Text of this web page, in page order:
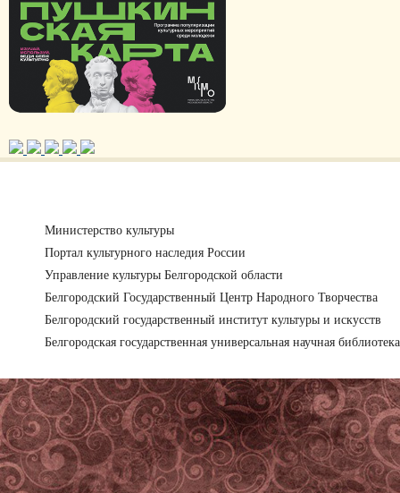
Министерство культуры
Портал культурного наследия России
Управление культуры Белгородской области
Белгородский Государственный Центр Народного Творчества
Белгородский государственный институт культуры и искусств
Белгородская государственная универсальная научная библиотека